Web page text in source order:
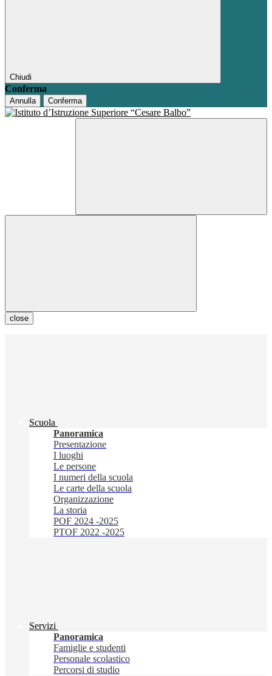
Chiudi
Conferma
Annulla Conferma
close
Scuola
Panoramica
Presentazione
I luoghi
Le persone
I numeri della scuola
Le carte della scuola
Organizzazione
La storia
POF 2024 -2025
PTOF 2022 -2025
Servizi
Panoramica
Famiglie e studenti
Personale scolastico
Percorsi di studio